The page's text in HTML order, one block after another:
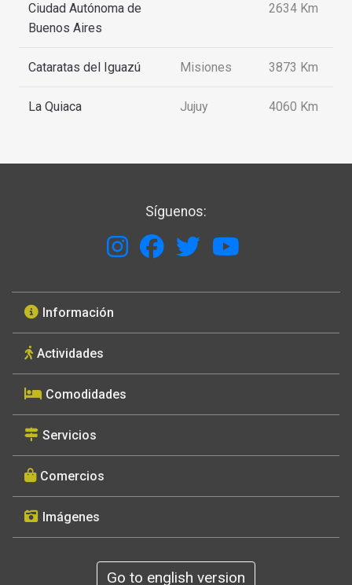
Ciudad Autónoma de
Buenos Aires
2634 Km
Cataratas del Iguazú Misiones 3873 Km
La Quiaca Jujuy 4060 Km
Síguenos:
Información
Actividades
Comodidades
Servicios
Comercios
Imágenes
Go to english version